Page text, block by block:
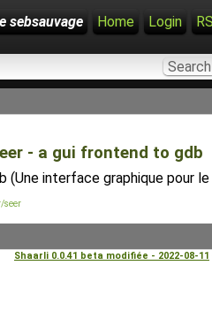
sebsauvage Home Login
- a gui frontend to gdb
(Une interface graphique pour
seer
Shaarli 0.0.41 beta modifiée - 2022-08-11